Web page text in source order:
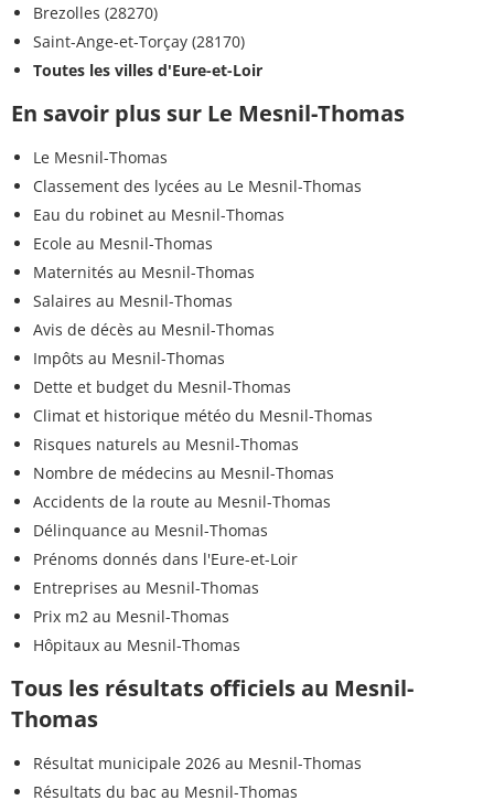
Brezolles (28270)
Saint-Ange-et-Torçay (28170)
Toutes les villes d'Eure-et-Loir
En savoir plus sur Le Mesnil-Thomas
Le Mesnil-Thomas
Classement des lycées au Le Mesnil-Thomas
Eau du robinet au Mesnil-Thomas
Ecole au Mesnil-Thomas
Maternités au Mesnil-Thomas
Salaires au Mesnil-Thomas
Avis de décès au Mesnil-Thomas
Impôts au Mesnil-Thomas
Dette et budget du Mesnil-Thomas
Climat et historique météo du Mesnil-Thomas
Risques naturels au Mesnil-Thomas
Nombre de médecins au Mesnil-Thomas
Accidents de la route au Mesnil-Thomas
Délinquance au Mesnil-Thomas
Prénoms donnés dans l'Eure-et-Loir
Entreprises au Mesnil-Thomas
Prix m2 au Mesnil-Thomas
Hôpitaux au Mesnil-Thomas
Tous les résultats officiels au Mesnil-
Thomas
Résultat municipale 2026 au Mesnil-Thomas
Résultats du bac au Mesnil-Thomas